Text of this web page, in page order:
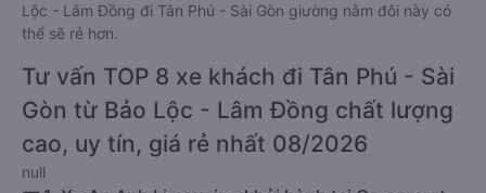
Lộc - Lâm Đồng đi Tân Phú - Sài Gòn giường nằm đôi này có
thể sẽ rẻ hơn.
Tư vấn TOP 8 xe khách đi Tân Phú - Sài
Gòn từ Bảo Lộc - Lâm Đồng chất lượng
cao, uy tín, giá rẻ nhất 08/2026
null